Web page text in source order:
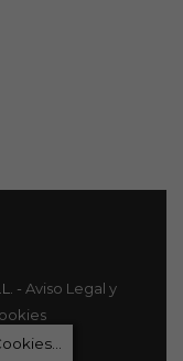
- Aviso Legal y